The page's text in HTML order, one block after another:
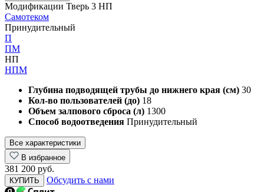
Модификации Тверь 3 НП
Самотеком
Принудительный
П
ПМ
НП
НПМ
Глубина подводящей трубы до нижнего края (см) 30
Кол-во пользователей (до) 18
Объем залпового сброса (л) 1300
Способ водоотведения Принудительный
Все характеристики
В избранное
381 200 руб.
КУПИТЬ Обсудить с нами